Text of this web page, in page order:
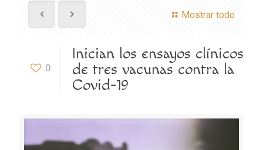
Mostrar todo
0
Inician los ensayos clínicos
de tres vacunas contra la
Covid-19